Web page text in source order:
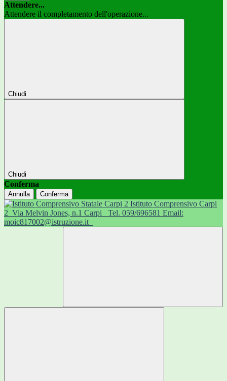
Attendere...
Attendere il completamento dell'operazione...
Chiudi
Chiudi
Conferma
Annulla Conferma
Istituto Comprensivo Carpi
2 Via Melvin Jones, n.1 Carpi
Tel. 059/696581 Email:
moic817002@istruzione.it